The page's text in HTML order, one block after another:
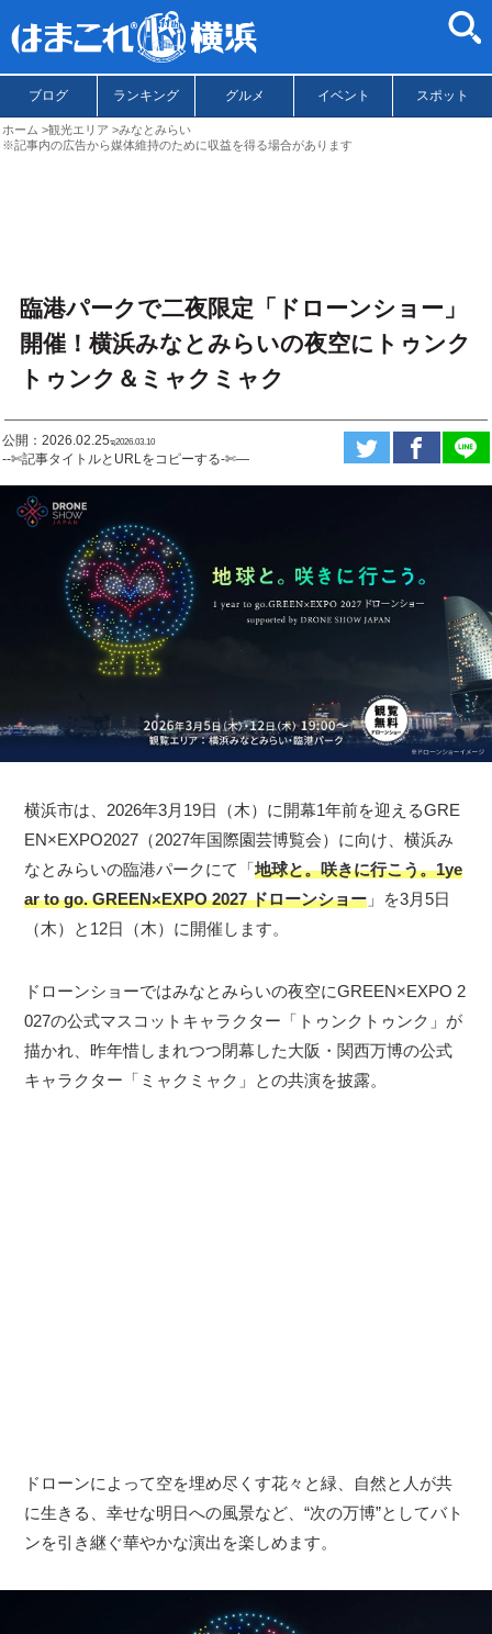
ブログ ランキング グルメ イベント スポット
ホーム 観光エリア
みなとみらい
※記事内の広告から媒体維持のために収益を得る場合があります
臨港パークで二夜限定「ドローンショー」
開催！横浜みなとみらいの夜空にトゥンク
トゥンク＆ミャクミャク
公開：2026.02.25ಇ2026.03.10
--✄記事タイトルとURLをコピーする-✄—
横浜市は、2026年3月19日（木）に開幕1年前を迎えるGRE
EN×EXPO2027（2027年国際園芸博覧会）に向け、横浜み
なとみらいの臨港パークにて「地球と。咲きに行こう。1ye
ar to go. GREEN×EXPO 2027 ドローンショー 」を3月5日
（木）と12日（木）に開催します。
ドローンショーではみなとみらいの夜空にGREEN×EXPO 2
027の公式マスコットキャラクター「トゥンクトゥンク」が
描かれ、昨年惜しまれつつ閉幕した大阪・関西万博の公式
キャラクター「ミャクミャク」との共演を披露。
ドローンによって空を埋め尽くす花々と緑、自然と人が共
に生きる、幸せな明日への風景など、“次の万博”としてバト
ンを引き継ぐ華やかな演出を楽しめます。